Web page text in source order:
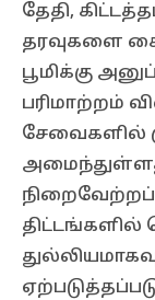
தேதி,
தரவுகளை
பூமிக்கு
பரிமாற்றம்
சேவைகளில்